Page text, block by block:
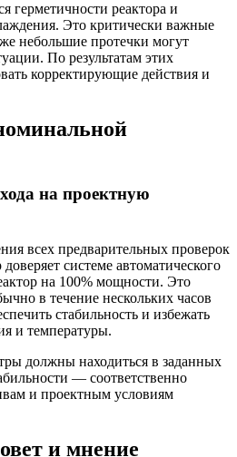
герметичности реактора и
Это критически важные
небольшие протечки могут
По результатам этих
корректирующие действия и
на проектную
всех предварительных проверок
системе автоматического
на 100% мощности. Это
в течение нескольких часов
стабильность и избежать
и температуры.
должны находиться в заданных
— соответственно
и проектным условиям
и мнение